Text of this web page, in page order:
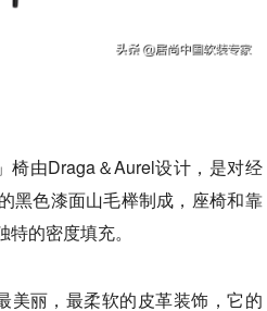
椅由Draga＆Aurel设计，是对经
黑色漆面山毛榉制成，座椅和靠
的密度填充。
美丽，最柔软的皮革装饰，它的